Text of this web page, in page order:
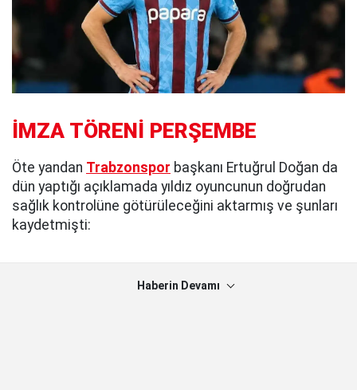
İMZA TÖRENİ PERŞEMBE
Öte yandan Trabzonspor başkanı Ertuğrul Doğan da
dün yaptığı açıklamada yıldız oyuncunun doğrudan
sağlık kontrolüne götürüleceğini aktarmış ve şunları
kaydetmişti:
Haberin Devamı